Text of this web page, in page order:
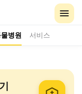
병원 서비스